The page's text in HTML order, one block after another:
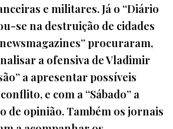
e militares. Já o “Diário
se na destruição de cidades
procuraram,
a ofensiva de Vladimir
a apresentar possíveis
e com a “Sábado” a
de opinião. Também os jornais